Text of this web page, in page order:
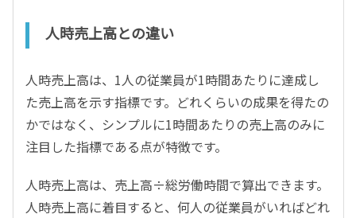
人時売上高との違い
人時売上高は、1人の従業員が1時間あたりに達成し
た売上高を示す指標です。どれくらいの成果を得たの
かではなく、シンプルに1時間あたりの売上高のみに
注目した指標である点が特徴です。
人時売上高は、売上高÷総労働時間で算出できます。
人時売上高に着目すると、何人の従業員がいればどれ